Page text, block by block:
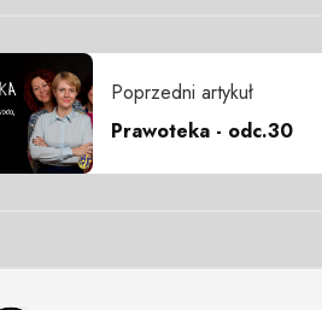
Poprzedni artykuł
Prawoteka - odc.30